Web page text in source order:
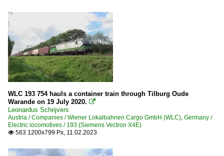
WLC 193 754 hauls a container train through Tilburg Oude
Warande on 19 July 2020. 
Leonardus Schrijvers
Austria / Companies / Wiener Lokalbahnen Cargo GmbH (WLC), Germany /
Electric locomotives / 193 (Siemens Vectron X4E)
 563 1200x799 Px, 11.02.2023